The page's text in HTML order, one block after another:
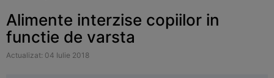
Alimente interzise copiilor in
functie de varsta
Actualizat: 04 Iulie 2018